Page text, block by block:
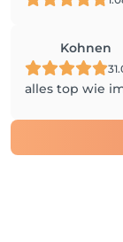
Kohnen
alles top wie